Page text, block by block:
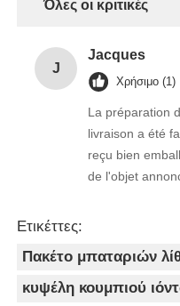
Όλες οι κριτικές
J
Jacques
Χρήσιμο (1)
La préparation
livraison a été
reçu bien
de l'objet
Ετικέττες:
Πακέτο μπαταριών
κυψέλη κουμπιού